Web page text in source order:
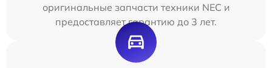
оригинальные запчасти техники NEC и
предоставляет гарантию до 3 лет.